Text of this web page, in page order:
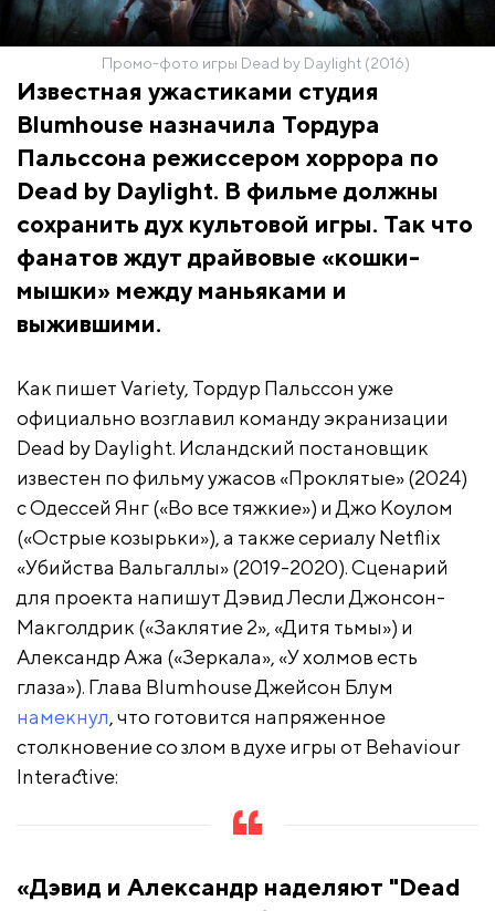
Промо-фото игры Dead by Daylight (2016)
Известная ужастиками студия
Blumhouse назначила Тордура
Пальссона режиссером хоррора по
Dead by Daylight. В фильме должны
сохранить дух культовой игры. Так что
фанатов ждут драйвовые «кошки-
мышки» между маньяками и
выжившими.
Как пишет Variety, Тордур Пальссон уже
официально возглавил команду экранизации
Dead by Daylight. Исландский постановщик
известен по фильму ужасов «Проклятые» (2024)
с Одессей Янг («Во все тяжкие») и Джо Коулом
(«Острые козырьки»), а также сериалу Netflix
«Убийства Вальгаллы» (2019-2020). Сценарий
для проекта напишут Дэвид Лесли Джонсон-
Макголдрик («Заклятие 2», «Дитя тьмы») и
Александр Ажа («Зеркала», «У холмов есть
глаза»). Глава Blumhouse Джейсон Блум
намекнул, что готовится напряженное
столкновение со злом в духе игры от Behaviour
Interactive:
«Дэвид и Александр наделяют "Dead